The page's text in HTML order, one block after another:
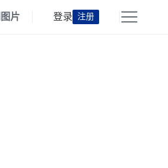
图片 登录 注册